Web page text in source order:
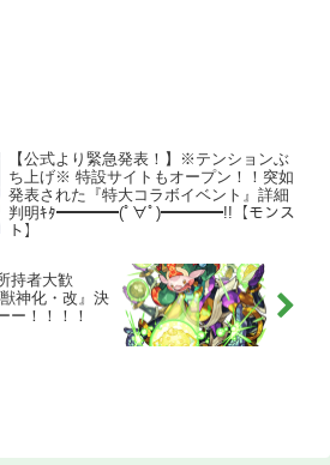
【公式より緊急発表！】※テンションぶ
ち上げ※ 特設サイトもオープン！！突如
発表された『特大コラボイベント』詳細
判明ｷﾀ━━━━(ﾟ∀ﾟ)━━━━!!【モンス
ト】
持者大歓
神化・改』決
ー！！！！